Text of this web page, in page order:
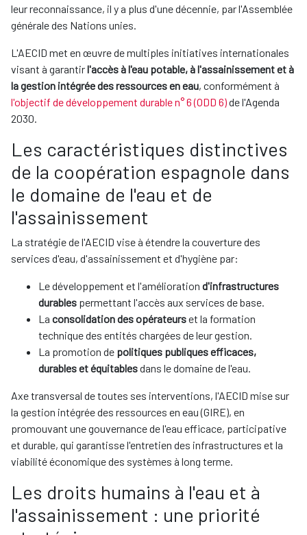
leur reconnaissance, il y a plus d'une décennie, par l'Assemblée
générale des Nations unies.
L'AECID met en œuvre de multiples initiatives internationales
visant à garantirl'accès à l'eau potable, à l'assainissement et à
la gestion intégrée des ressources en eau, conformément à
l'objectif de développement durable n° 6 (ODD 6)de l'Agenda
2030.
Les caractéristiques distinctives
de la coopération espagnole dans
le domaine de l'eau et de
l'assainissement
La stratégie de l'AECID vise à étendre la couverture des
services d'eau, d'assainissement et d'hygiène par:
Le développement et l'amélioration d'infrastructures
durables permettant l'accès aux services de base.
La consolidation des opérateurset la formation
technique des entités chargées de leur gestion.
La promotion de politiques publiques efficaces,
durables et équitablesdans le domaine de l'eau.
Axe transversal de toutes ses interventions, l'AECID mise sur
la gestion intégrée des ressources en eau (GIRE), en
promouvant une gouvernance de l'eau efficace, participative
et durable, qui garantisse l'entretien des infrastructures et la
viabilité économique des systèmes à long terme.
Les droits humains à l'eau et à
l'assainissement : une priorité